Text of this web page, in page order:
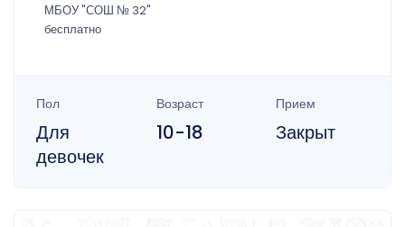
МБОУ "СОШ № 32"
бесплатно
Пол
Для
девочек
Возраст
10-18
Прием
Закрыт